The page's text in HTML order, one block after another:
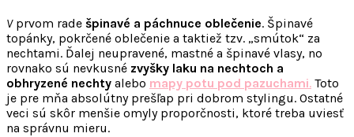
Vprvom rade špinavé a páchnuce oblečenie. Špinavé
topánky, pokrčené oblečenie a taktiež tzv. „smútok“ za
nechtami. Ďalej neupravené, mastné a špinavé vlasy, no
rovnako sú nevkusné zvyšky laku na nechtoch a
obhryzené nechty alebo mapy potu pod pazuchami. Toto
je pre mňa absolútny prešľap pri dobrom stylingu. Ostatné
veci sú skôr menšie omyly proporčnosti, ktoré treba uviesť
na správnu mieru.